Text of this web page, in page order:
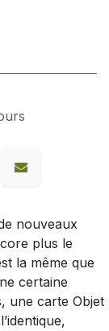
nouveaux
plus le
la même que
certaine
une carte Objet